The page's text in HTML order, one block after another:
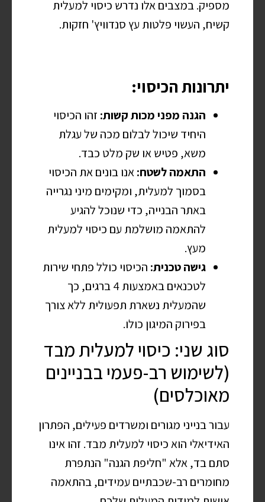
מספיק. במצבים אלו נדרש כיסוי למעלית
קשיח, העשוי פלטות עץ סנדוויץ' חזקות.
יתרונות הכיסוי:
הגנה מפני מכות קשות: זהו הכיסוי
היחיד שיכול לבלום מכה של עגלת
משא, פטיש או שק מלט כבד.
התאמה לשטח:אנו בונים את הכיסוי
בסמוך למעלית, ומקימים מיני נגרייה
באתר הבנייה, כדי שנוכל להגיע
להתאמה מושלמת עם כיסוי למעלית
מעץ.
גישה טכנית: הכיסוי כולל פתחי שירות
לטכנאים באמצעות 4 ברגים, כך
שהמעלית נשארת תפעולית ללא צורך
בפירוק המיגון כולו.
סוג שני: כיסוי למעלית מבד
(לשימוש רב-פעמי בבניינים
מאוכלסים)
עבור בנייני מגורים ומשרדים פעילים, הפתרון
האידיאלי הוא כיסוי למעלית מבד. זהו אינו
סתם בד, אלא "חליפת הגנה" הנתפרת
מחומרים רב-שכבתיים עמידים, בהתאמה